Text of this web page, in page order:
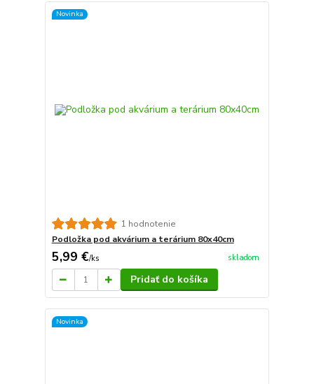
Novinka
1 hodnotenie
Podložka pod akvárium a terárium 80x40cm
5,99 €/ks skladom
Pridať do košíka
Novinka